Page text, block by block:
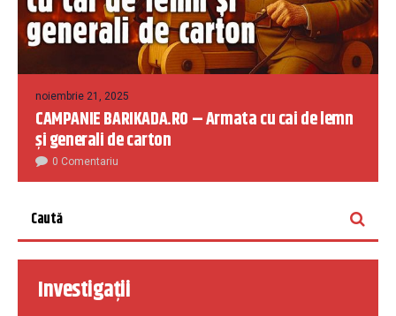
noiembrie 21, 2025
CAMPANIE BARIKADA.RO – Armata cu cai de lemn
și generali de carton
0 Comentariu
Investigații